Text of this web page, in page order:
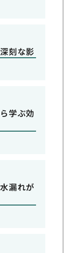
刻な影
学ぶ効
漏れが